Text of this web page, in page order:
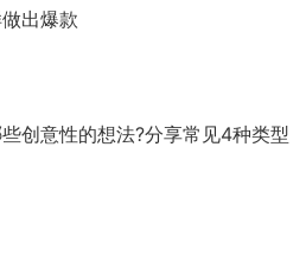
出爆款
创意性的想法?分享常见4种类型